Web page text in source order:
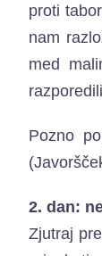
proti
nam
med
Pozno
2. dan:
Zjutraj